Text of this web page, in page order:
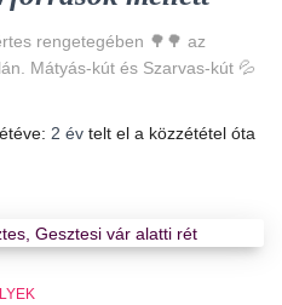
rengetegében 🌳🌳 az
Mátyás-kút és Szarvas-kút 💦
2 év telt el a közzététel óta